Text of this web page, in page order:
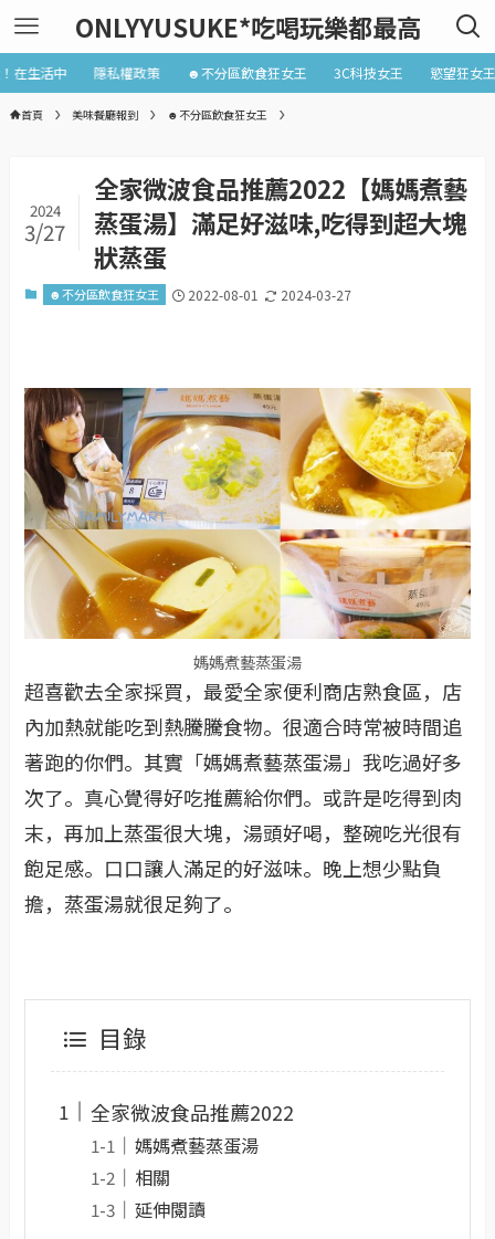
ONLYYUSUKE*吃喝玩樂都最高
在生活中 隱私權政策 ☻不分區飲食狂女王 3C科技女王 慾望狂女王
首頁 美味餐廳報到 ☻不分區飲食狂女王
全家微波食品推薦2022【媽媽煮藝
蒸蛋湯】滿足好滋味,吃得到超大塊
狀蒸蛋
2024
3/27
☻不分區飲食狂女王 2022-08-01 2024-03-27
媽媽煮藝蒸蛋湯
超喜歡去全家採買，最愛全家便利商店熟食區，店
內加熱就能吃到熱騰騰食物。很適合時常被時間追
著跑的你們。其實「媽媽煮藝蒸蛋湯」我吃過好多
次了。真心覺得好吃推薦給你們。或許是吃得到肉
末，再加上蒸蛋很大塊，湯頭好喝，整碗吃光很有
飽足感。口口讓人滿足的好滋味。晚上想少點負
擔，蒸蛋湯就很足夠了。
目錄
全家微波食品推薦2022
媽媽煮藝蒸蛋湯
相關
延伸閱讀